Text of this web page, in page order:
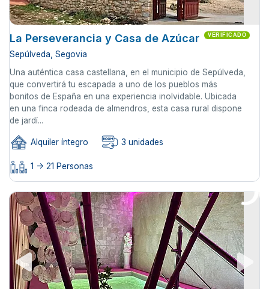
La Perseverancia y Casa de Azúcar VERIFICADO
Sepúlveda, Segovia
Una auténtica casa castellana, en el municipio de Sepúlveda,
que convertirá tu escapada a uno de los pueblos más
bonitos de España en una experiencia inolvidable. Ubicada
en una finca rodeada de almendros, esta casa rural dispone
de jardí...
Alquiler íntegro 3 unidades
1 -> 21 Personas